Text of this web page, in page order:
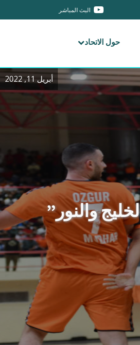
البث المباشر
حول الاتحاد
أبريل 11, 2022
والنور”